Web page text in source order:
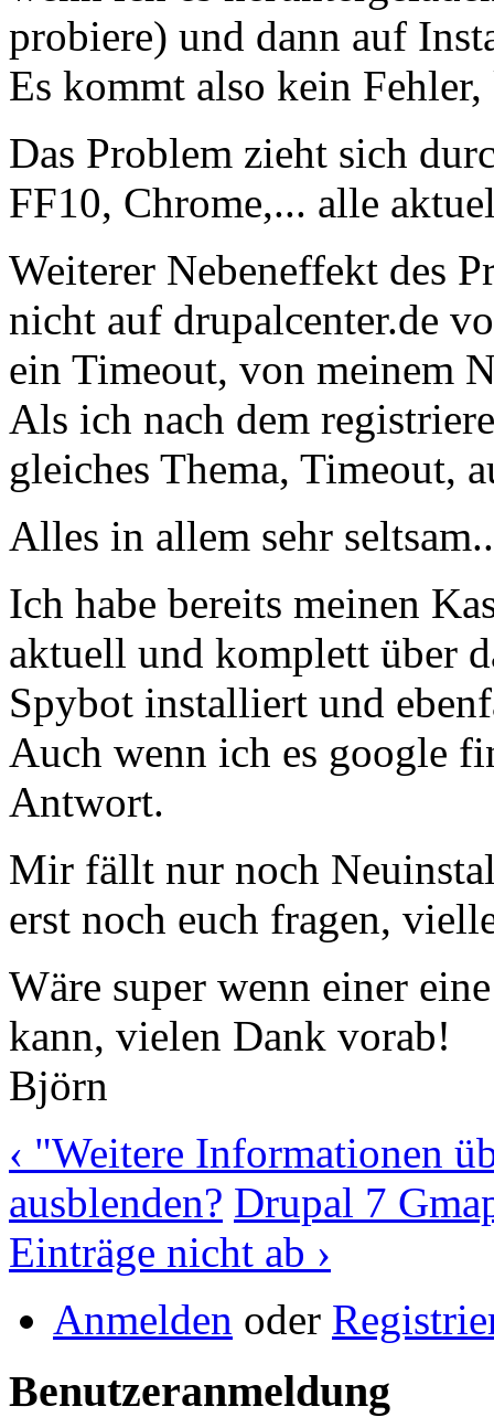
probiere) und dann auf
Es kommt also kein
Das Problem zieht sich
FF10, Chrome,... alle
Weiterer Nebeneffekt des
nicht auf drupalcenter.de
ein Timeout, von meinem
Als ich nach dem
gleiches Thema, Timeout,
Alles in allem sehr
Ich habe bereits meinen
aktuell und komplett über
Spybot installiert und
Auch wenn ich es google
Antwort.
Mir fällt nur noch
erst noch euch fragen,
Wäre super wenn einer
kann, vielen Dank vorab!
Björn
‹ "Weitere Informationen
ausblenden? Drupal 7
Einträge nicht ab ›
Anmelden oder
Benutzeranmeldung